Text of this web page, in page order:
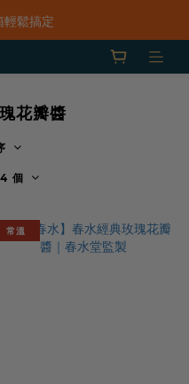
$668，預購只到8/31！
輕鬆搞定
蔥風味爆米花
花瓣醬
個
常溫